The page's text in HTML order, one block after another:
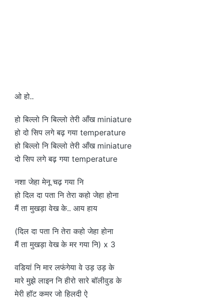
ओ हो..
हो बिल्लो नि बिल्लो तेरी आँख miniature
हो दो सिप लगे बढ़ गया temperature
हो बिल्लो नि बिल्लो तेरी आँख miniature
दो सिप लगे बढ़ गया temperature
नशा जेहा मेनू चढ़ गया नि
हो दिल दा पता नि तेरा कहो जेहा होना
मैं ता मुखड़ा वेख के.. आय हाय
(दिल दा पता नि तेरा कहो जेहा होना
मैं ता मुखड़ा वेख के मर गया नि) x 3
वडियां नि मार लफंगेया वे उड़ उड़ के
मारे मुझे लाइन नि हीरो सारे बॉलीवुड के
मेरी हॉट कमर जो हिलदी ऐ